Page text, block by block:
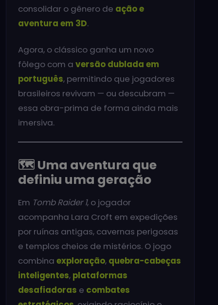
consolidar o gênero de ação e
aventura em 3D.
Agora, o clássico ganha um novo
fôlego com a versão dublada em
português, permitindo que jogadores
brasileiros revivam — ou descubram —
essa obra-prima de forma ainda mais
imersiva.
🗺️ Uma aventura que
definiu uma geração
Em Tomb Raider 1, o jogador
acompanha Lara Croft em expedições
por ruínas antigas, cavernas perigosas
e templos cheios de mistérios. O jogo
combina exploração, quebra-cabeças
inteligentes, plataformas
desafiadoras e combates